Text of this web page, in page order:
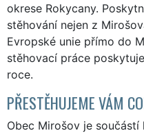
okrese Rokycany.
stěhování nejen z
Evropské unie přímo do
stěhovací práce
roce.
PŘESTĚHUJEME VÁM
Obec Mirošov je